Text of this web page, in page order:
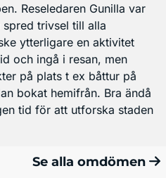
Reseledaren Gunilla var
trivsel till alla
ytterligare en aktivitet
och ingå i resan, men
på plats t ex båttur på
bokat hemifrån. Bra ändå
tid för att utforska staden
Se alla omdömen